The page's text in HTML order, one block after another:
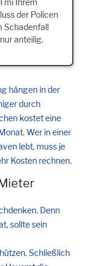
der Policen
Schadenfall
anteilig.
hängen in der
durch
kostet eine
Wer in einer
lebt, muss je
Kosten rechnen.
Denn
sollte sein
Schließlich